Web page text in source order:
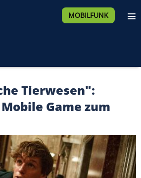
MOBILFUNK
Tierwesen":
Game zum